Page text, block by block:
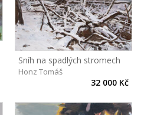
Sníh na spadlých stromech
Honz Tomáš
32 000 Kč